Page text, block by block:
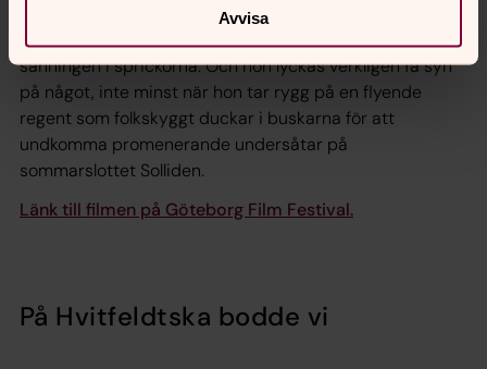
Avvisa
känslopjunk. Skickligt skruvar Karin af Klintberg på
inspelningarnas formella inramning för att söka
sanningen i sprickorna. Och hon lyckas verkligen få syn
på något, inte minst när hon tar rygg på en flyende
regent som folkskyggt duckar i buskarna för att
undkomma promenerande undersåtar på
sommarslottet Solliden.
Länk till filmen på Göteborg Film Festival.
På Hvitfeldtska bodde vi